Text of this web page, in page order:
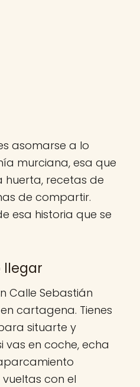
asomarse a lo
murciana, esa que
recetas de
de compartir.
esa historia que se
llegar
Calle Sebastián
cartagena. Tienes
situarte y
vas en coche, echa
con el